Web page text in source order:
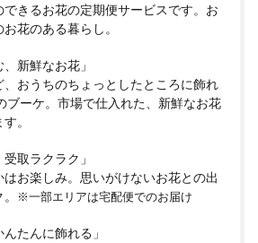
きるお花の定期便サービスです。お
花のある暮らし。
新鮮なお花」
おうちのちょっとしたところに飾れ
ブーケ。市場で仕入れた、新鮮なお花
。
取ラクラク」
はお楽しみ。思いがけないお花との出
※一部エリアは宅配便でのお届け
たんに飾れる」